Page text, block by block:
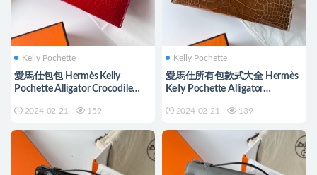
Kelly Pochette
愛馬仕包包 Hermès Kelly
Pochette Alligator Crocodile
2024-02-21 159
Kelly Pochette
愛馬仕所有包款式大全 Hermès
Kelly Pochette Alligator
2024-02-21 139